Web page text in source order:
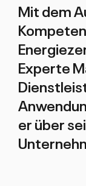
Mit dem
Experte
er über